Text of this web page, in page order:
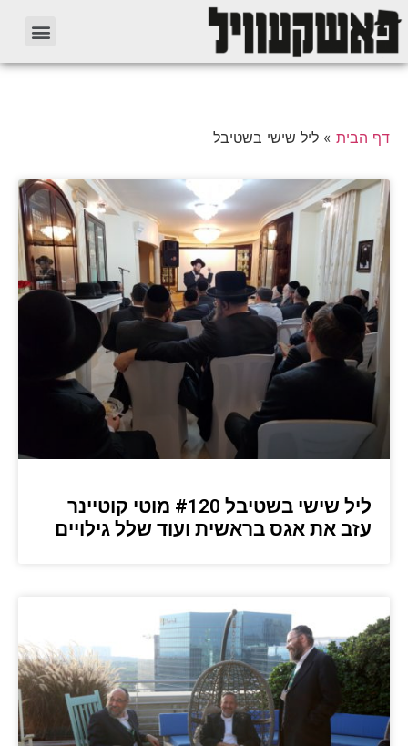
דף הבית » ליל שישי בשטיבל
ליל שישי בשטיבל #120 מוטי קוטיינר
עזב את אגס בראשית ועוד שלל גילויים